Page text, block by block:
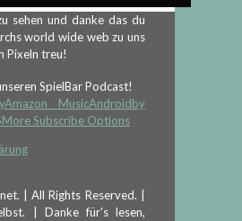
sehen und danke das du
world wide web zu uns
Pixeln treu!
SpielBar Podcast!
Amazon MusicAndroidby
More Subscribe Options
| All Rights Reserved. |
| Danke für's lesen,